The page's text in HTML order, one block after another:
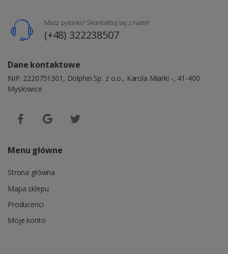
Masz pytania? Skontaktuj się z nami!
(+48) 322238507
Dane kontaktowe
NIP: 2220751301, Dolphin Sp. z o.o., Karola Miarki -, 41-400
Mysłowice
Menu główne
Strona główna
Mapa sklepu
Producenci
Moje konto